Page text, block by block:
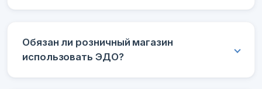
Обязан ли розничный магазин
использовать ЭДО?